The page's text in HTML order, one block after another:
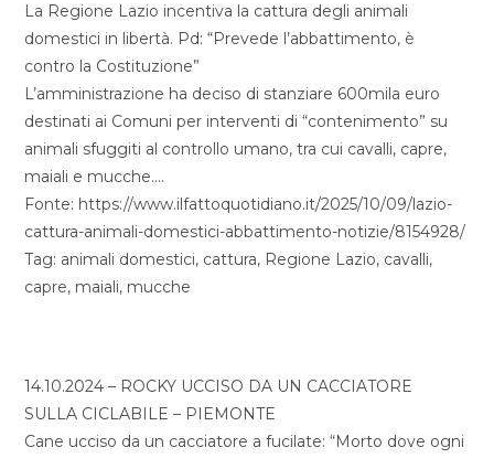
La Regione Lazio incentiva la cattura degli animali
domestici in libertà. Pd: “Prevede l’abbattimento, è
contro la Costituzione”
L’amministrazione ha deciso di stanziare 600mila euro
destinati ai Comuni per interventi di “contenimento” su
animali sfuggiti al controllo umano, tra cui cavalli, capre,
maiali e mucche….
Fonte: https://www.ilfattoquotidiano.it/2025/10/09/lazio-
cattura-animali-domestici-abbattimento-notizie/8154928/
Tag: animali domestici, cattura, Regione Lazio, cavalli,
capre, maiali, mucche
14.10.2024 – ROCKY UCCISO DA UN CACCIATORE
SULLA CICLABILE – PIEMONTE
Cane ucciso da un cacciatore a fucilate: “Morto dove ogni